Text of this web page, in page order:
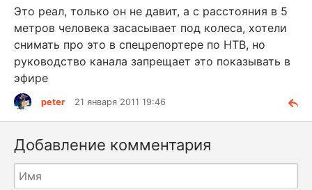
Это реал, только он не давит, а с расстояния в 5
метров человека засасывает под колеса, хотели
снимать про это в спецрепортере по НТВ, но
руководство канала запрещает это показывать в
эфире
peter 21 января 2011 19:46
Добавление комментария